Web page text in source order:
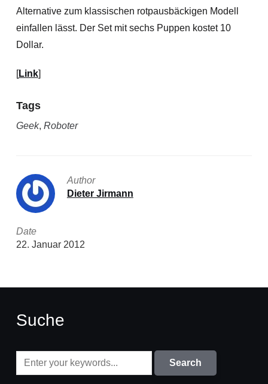
Alternative zum klassischen rotpausbäckigen Modell
einfallen lässt. Der Set mit sechs Puppen kostet 10
Dollar.
[Link]
Tags
Geek, Roboter
Author
Dieter Jirmann
Date
22. Januar 2012
Suche